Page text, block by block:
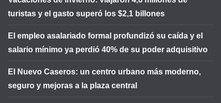
turistas y el gasto superó los $2,1 billones
El empleo asalariado formal profundizó su caída y el
salario mínimo ya perdió 40% de su poder adquisitivo
El Nuevo Caseros: un centro urbano más moderno,
seguro y mejoras a la plaza central